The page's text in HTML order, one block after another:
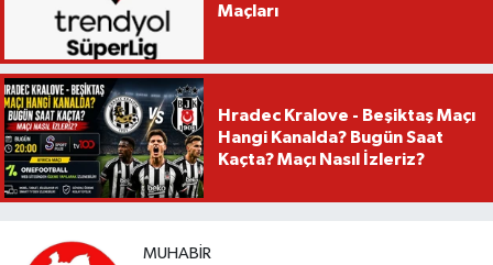
Maçları
Hradec Kralove - Beşiktaş Maçı
Hangi Kanalda? Bugün Saat
Kaçta? Maçı Nasıl İzleriz?
MUHABIR